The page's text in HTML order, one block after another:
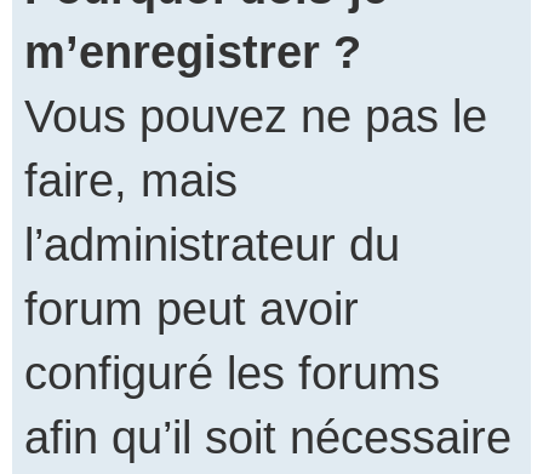
m’enregistrer ?
Vous pouvez ne pas le
faire, mais
l’administrateur du
forum peut avoir
configuré les forums
afin qu’il soit nécessaire